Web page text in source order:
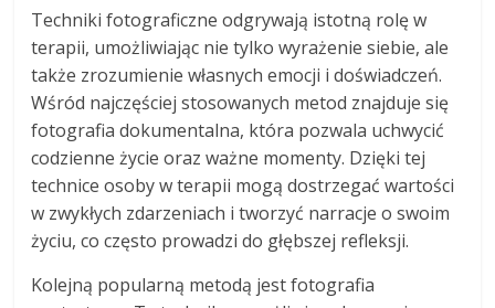
Techniki fotograficzne odgrywają istotną rolę w
terapii, umożliwiając nie tylko wyrażenie siebie, ale
także zrozumienie własnych emocji i doświadczeń.
Wśród najczęściej stosowanych metod znajduje się
fotografia dokumentalna, która pozwala uchwycić
codzienne życie oraz ważne momenty. Dzięki tej
technice osoby w terapii mogą dostrzegać wartości
w zwykłych zdarzeniach i tworzyć narracje o swoim
życiu, co często prowadzi do głębszej refleksji.
Kolejną popularną metodą jest fotografia